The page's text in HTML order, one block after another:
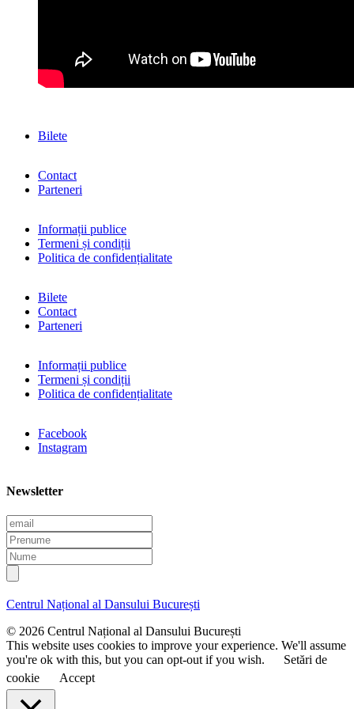
Bilete
Contact
Parteneri
Informații publice
Termeni și condiții
Politica de confidențialitate
Bilete
Contact
Parteneri
Informații publice
Termeni și condiții
Politica de confidențialitate
Facebook
Instagram
Newsletter
E
m
a
i
l
P
r
e
n
m
N
u
m
e
Centrul Național al Dansului București
© 2026 Centrul Național al Dansului București
This website uses cookies to improve your experience. We'll assume
you're ok with this, but you can opt-out if you wish.
Setări de
cookie
Accept